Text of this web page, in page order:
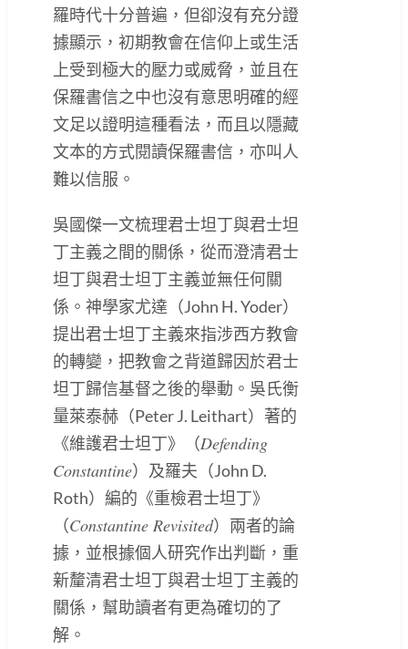
羅時代十分普遍，但卻沒有充分證
據顯示，初期教會在信仰上或生活
上受到極大的壓力或威脅，並且在
保羅書信之中也沒有意思明確的經
文足以證明這種看法，而且以隱藏
文本的方式閱讀保羅書信，亦叫人
難以信服。
吳國傑一文梳理君士坦丁與君士坦
丁主義之間的關係，從而澄清君士
坦丁與君士坦丁主義並無任何關
係。神學家尤達（John H. Yoder）
提出君士坦丁主義來指涉西方教會
的轉變，把教會之背道歸因於君士
坦丁歸信基督之後的舉動。吳氏衡
量萊泰赫（Peter J. Leithart）著的
《維護君士坦丁》（Defending
Constantine）及羅夫（John D.
Roth）編的《重檢君士坦丁》
（Constantine Revisited）兩者的論
據，並根據個人研究作出判斷，重
新釐清君士坦丁與君士坦丁主義的
關係，幫助讀者有更為確切的了
解。